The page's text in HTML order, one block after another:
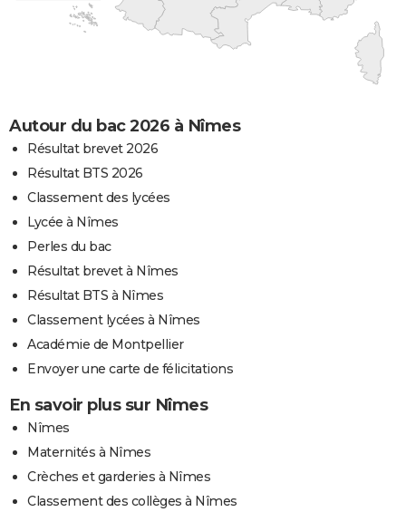
Autour du bac 2026 à Nîmes
Résultat brevet 2026
Résultat BTS 2026
Classement des lycées
Lycée à Nîmes
Perles du bac
Résultat brevet à Nîmes
Résultat BTS à Nîmes
Classement lycées à Nîmes
Académie de Montpellier
Envoyer une carte de félicitations
En savoir plus sur Nîmes
Nîmes
Maternités à Nîmes
Crèches et garderies à Nîmes
Classement des collèges à Nîmes